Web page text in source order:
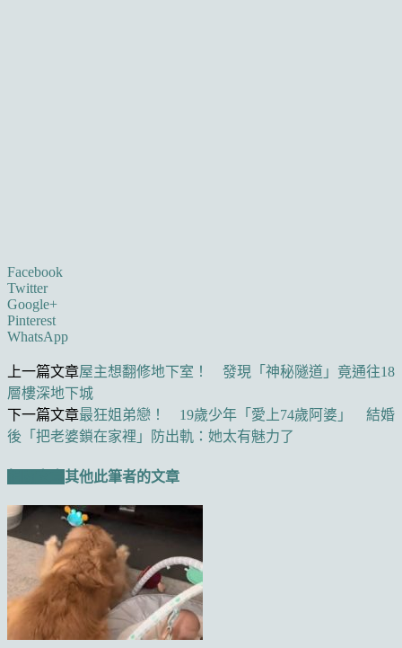
Facebook
Twitter
Google+
Pinterest
WhatsApp
上一篇文章屋主想翻修地下室！ 發現「神秘隧道」竟通往18
層樓深地下城
下一篇文章最狂姐弟戀！ 19歲少年「愛上74歲阿婆」 結婚
後「把老婆鎖在家裡」防出軌：她太有魅力了
其他此筆者的文章